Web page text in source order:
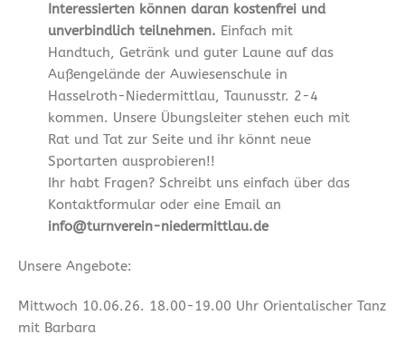
Interessierten können daran kostenfrei und
unverbindlich teilnehmen. Einfach mit
Handtuch, Getränk und guter Laune auf das
Außengelände der Auwiesenschule in
Hasselroth-Niedermittlau, Taunusstr. 2-4
kommen. Unsere Übungsleiter stehen euch mit
Rat und Tat zur Seite und ihr könnt neue
Sportarten ausprobieren!!
Ihr habt Fragen? Schreibt uns einfach über das
Kontaktformular oder eine Email an
info@turnverein-niedermittlau.de
Unsere Angebote:
Mittwoch 10.06.26. 18.00-19.00 Uhr Orientalischer Tanz
mit Barbara